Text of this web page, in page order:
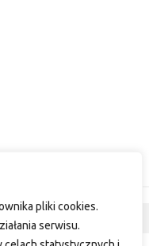
pliki cookies.
serwisu.